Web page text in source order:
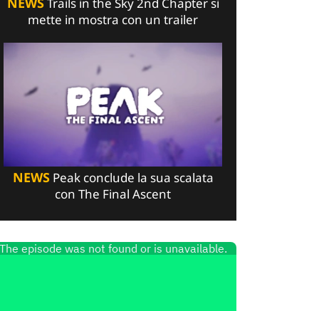
Trails in the Sky 2nd Chapter si
mette in mostra con un trailer
NEWSPeak conclude la sua scalata
con The Final Ascent